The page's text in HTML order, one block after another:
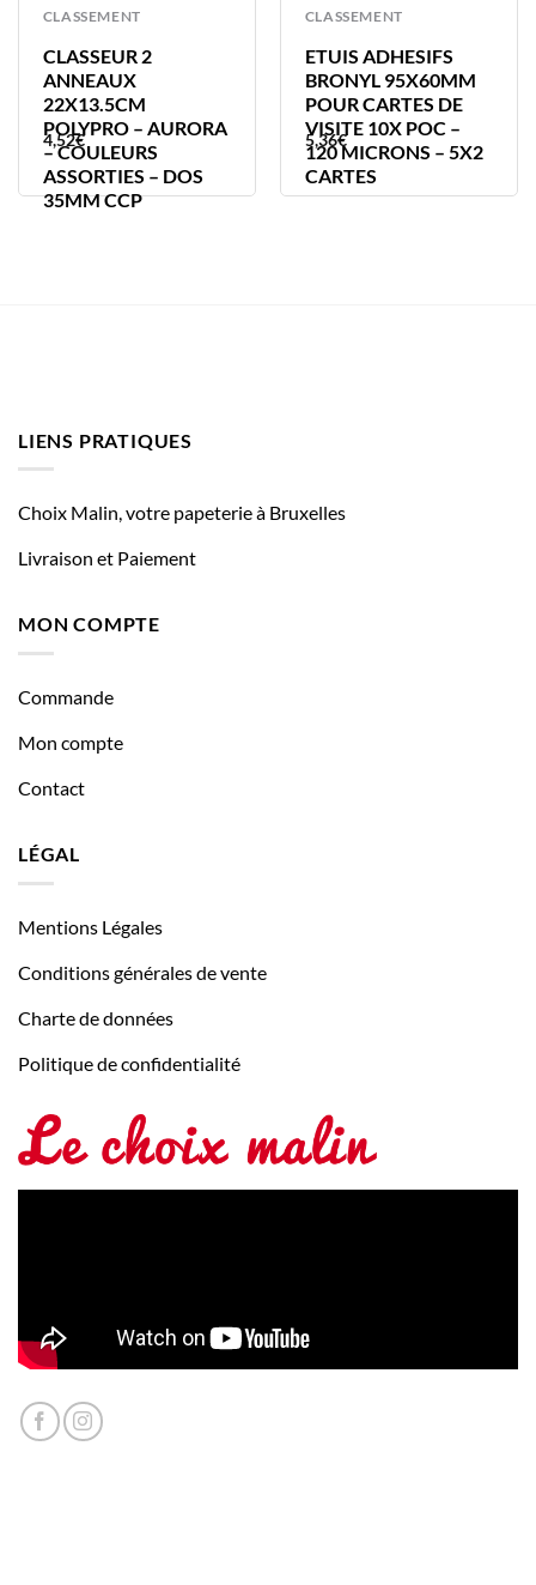
CLASSEMENT
CLASSEUR 2
ANNEAUX
22X13.5CM
POLYPRO – AURORA
– COULEURS
ASSORTIES – DOS
35MM CCP
4,52€
CLASSEMENT
ETUIS ADHESIFS
BRONYL 95X60MM
POUR CARTES DE
VISITE 10X POC –
120 MICRONS – 5X2
CARTES
5,36€
LIENS PRATIQUES
Choix Malin, votre papeterie à Bruxelles
Livraison et Paiement
MON COMPTE
Commande
Mon compte
Contact
LÉGAL
Mentions Légales
Conditions générales de vente
Charte de données
Politique de confidentialité